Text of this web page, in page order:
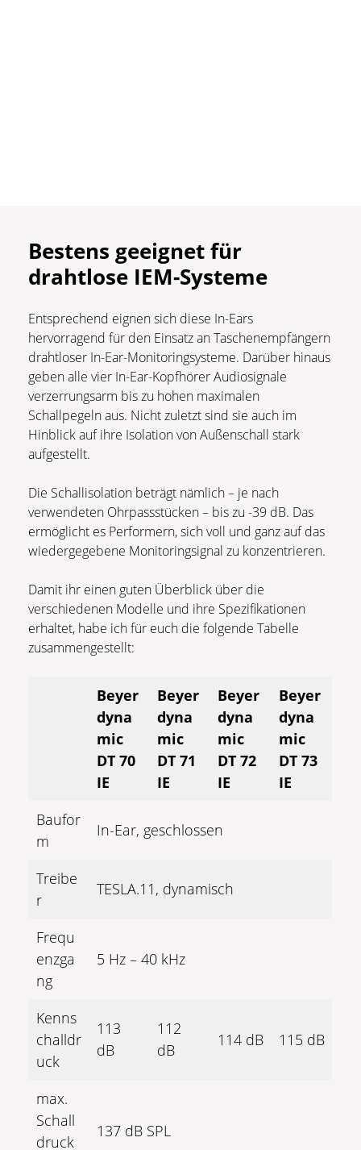
Bestens geeignet für
drahtlose IEM-Systeme
Entsprechend eignen sich diese In-Ears
hervorragend für den Einsatz an Taschenempfängern
drahtloser In-Ear-Monitoringsysteme. Darüber hinaus
geben alle vier In-Ear-Kopfhörer Audiosignale
verzerrungsarm bis zu hohen maximalen
Schallpegeln aus. Nicht zuletzt sind sie auch im
Hinblick auf ihre Isolation von Außenschall stark
aufgestellt.
Die Schallisolation beträgt nämlich – je nach
verwendeten Ohrpassstücken – bis zu -39 dB. Das
ermöglicht es Performern, sich voll und ganz auf das
wiedergegebene Monitoringsignal zu konzentrieren.
Damit ihr einen guten Überblick über die
verschiedenen Modelle und ihre Spezifikationen
erhaltet, habe ich für euch die folgende Tabelle
zusammengestellt:
Beyer
dyna
mic
DT 70
IE
Beyer
dyna
mic
DT 71
IE
Beyer
dyna
mic
DT 72
IE
Beyer
dyna
mic
DT 73
IE
Baufor
m
In-Ear, geschlossen
Treibe
r
TESLA.11, dynamisch
Frequ
enzga
ng
5 Hz – 40 kHz
Kenns
challdr
uck
113
dB
112
dB
114 dB 115 dB
max.
Schall
druck
137 dB SPL